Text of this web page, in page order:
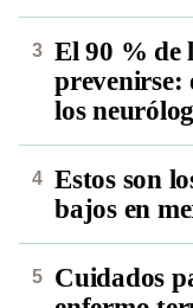
El 90 % de
prevenirse:
los
Estos son
bajos en
Cuidados